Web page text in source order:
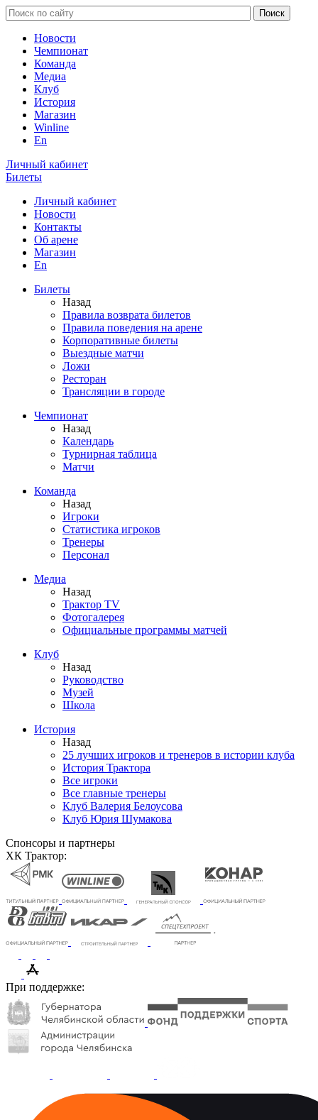
Новости
Чемпионат
Команда
Медиа
Клуб
История
Магазин
Winline
En
Личный кабинет
Билеты
Личный кабинет
Новости
Контакты
Об арене
Магазин
En
Билеты
Назад
Правила возврата билетов
Правила поведения на арене
Корпоративные билеты
Выездные матчи
Ложи
Ресторан
Трансляции в городе
Чемпионат
Назад
Календарь
Турнирная таблица
Матчи
Команда
Назад
Игроки
Статистика игроков
Тренеры
Персонал
Медиа
Назад
Трактор TV
Фотогалерея
Официальные программы матчей
Клуб
Назад
Руководство
Музей
Школа
История
Назад
25 лучших игроков и тренеров в истории клуба
История Трактора
Все игроки
Все главные тренеры
Клуб Валерия Белоусова
Клуб Юрия Шумакова
Спонсоры и партнеры
ХК Трактор:
При поддержке: